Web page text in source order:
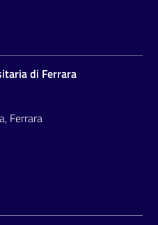
di Ferrara
Ferrara